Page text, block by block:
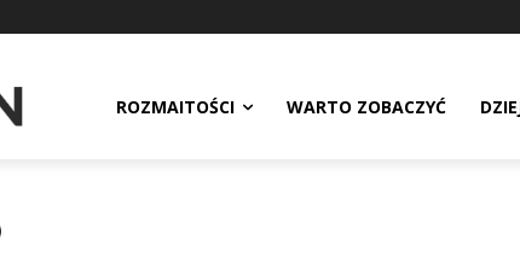
ROZMAITOŚCI WARTO ZOBACZYĆ